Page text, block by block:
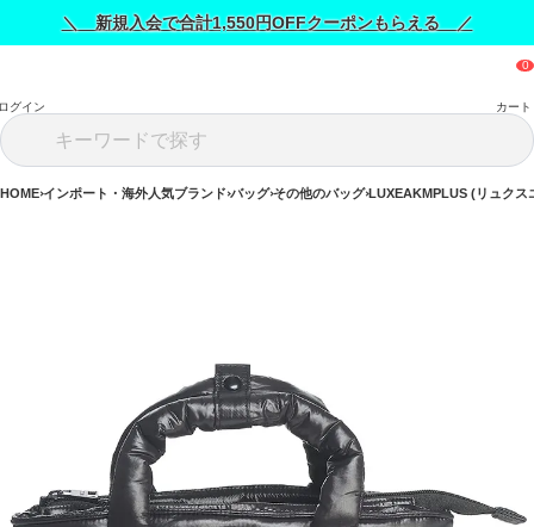
＼ 新規入会で合計1,550円OFFクーポンもらえる ／
グイン カート
HOME インポート・海外人気ブランド バッグ その他のバッグ LUXEAKMPLUS (リュクス